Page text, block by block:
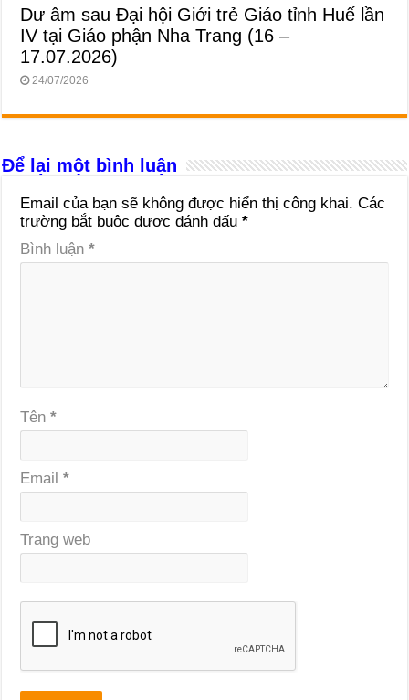
Dư âm sau Đại hội Giới trẻ Giáo tỉnh Huế lần
IV tại Giáo phận Nha Trang (16 –
17.07.2026)
24/07/2026
Để lại một bình luận
Email của bạn sẽ không được hiển thị công khai. Các
trường bắt buộc được đánh dấu*
Bình luận*
Tên*
Email*
Trang web